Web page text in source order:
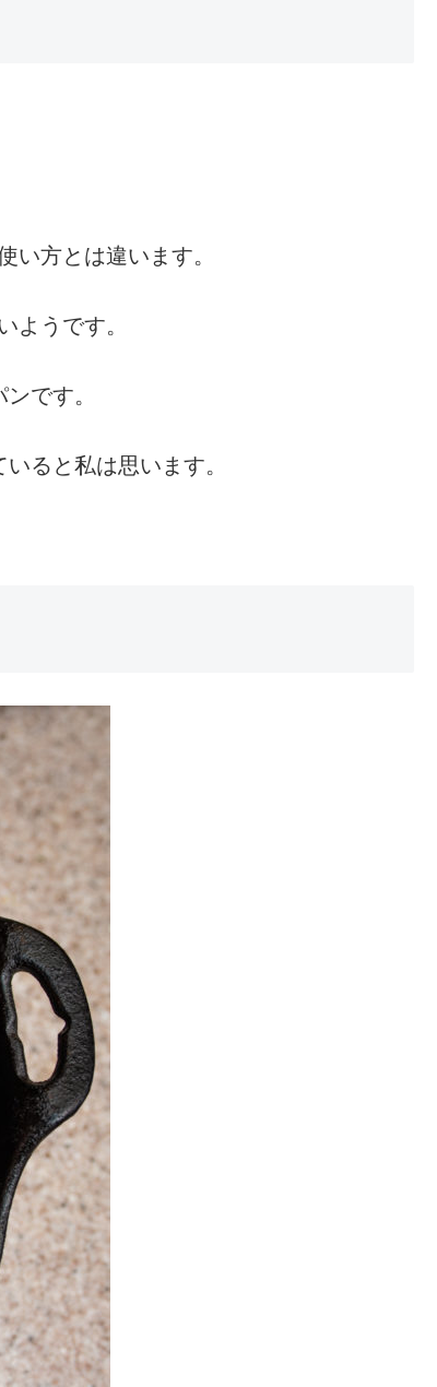
方とは違います。
ようです。
です。
ると私は思います。